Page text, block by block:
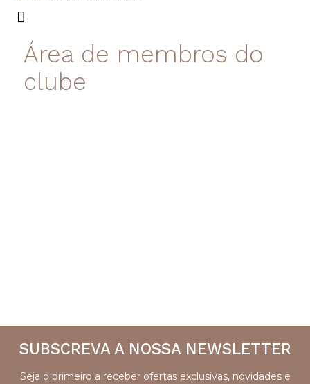
Área de membros do
clube
SUBSCREVA A NOSSA NEWSLETTER
Seja o primeiro a receber ofertas exclusivas, novidades e